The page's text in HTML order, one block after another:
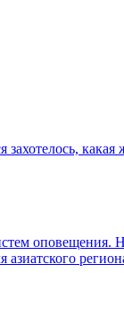
какая
оповещения.